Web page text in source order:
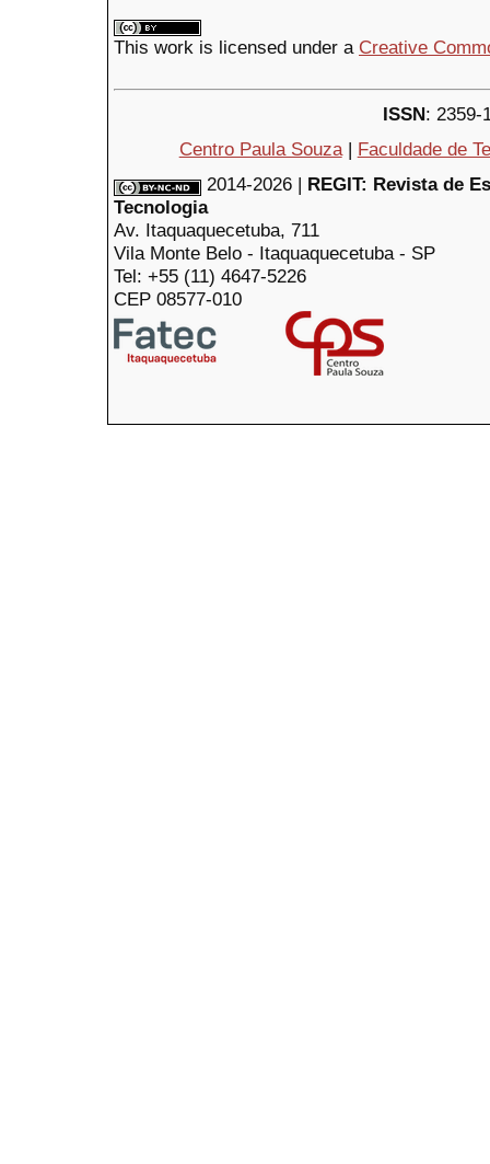
This work is licensed under a Creative
ISSN: 2359-
Centro Paula Souza| Faculdade de
2014-2026 | REGIT: Revista de
Tecnologia
Av. Itaquaquecetuba, 711
Vila Monte Belo - Itaquaquecetuba - SP
Tel: +55 (11) 4647-5226
CEP 08577-010